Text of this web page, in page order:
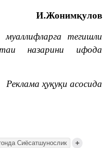
тегишли
назарини ифода
Реклама ҳуқуқи асосида
Сиёсатшунослик +